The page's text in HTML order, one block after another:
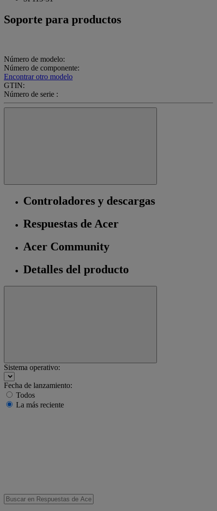
Soporte para productos
Número de modelo:
Número de componente:
Encontrar otro modelo
GTIN:
Número de serie :
Controladores y descargas
Respuestas de Acer
Acer Community
Detalles del producto
Sistema operativo:
Fecha de lanzamiento:
Todos
La más reciente